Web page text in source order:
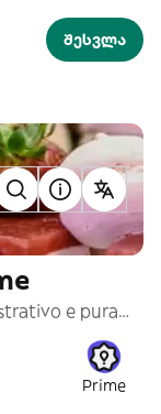
შესვლა
Le immagini inserite sono a scopo illustrativo e puramente indicativo
Prime